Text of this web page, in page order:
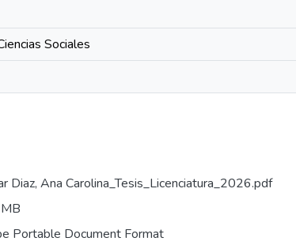
Sociales
Diaz, Ana Carolina_Tesis_Licenciatura_2026.pdf
Portable Document Format